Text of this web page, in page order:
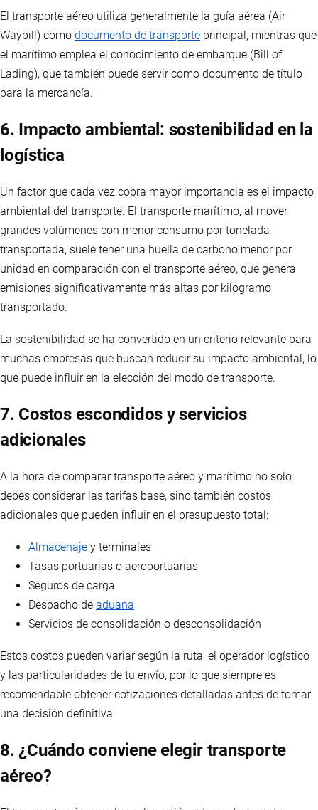
El transporte aéreo utiliza generalmente la guía aérea (Air
Waybill) como documento de transporte principal, mientras que
el marítimo emplea el conocimiento de embarque (Bill of
Lading), que también puede servir como documento de título
para la mercancía.
6. Impacto ambiental: sostenibilidad en la
logística
Un factor que cada vez cobra mayor importancia es el impacto
ambiental del transporte. El transporte marítimo, al mover
grandes volúmenes con menor consumo por tonelada
transportada, suele tener una huella de carbono menor por
unidad en comparación con el transporte aéreo, que genera
emisiones significativamente más altas por kilogramo
transportado.
La sostenibilidad se ha convertido en un criterio relevante para
muchas empresas que buscan reducir su impacto ambiental, lo
que puede influir en la elección del modo de transporte.
7. Costos escondidos y servicios
adicionales
A la hora de comparar transporte aéreo y marítimo no solo
debes considerar las tarifas base, sino también costos
adicionales que pueden influir en el presupuesto total:
Almacenaje y terminales
Tasas portuarias o aeroportuarias
Seguros de carga
Despacho de aduana
Servicios de consolidación o desconsolidación
Estos costos pueden variar según la ruta, el operador logístico
y las particularidades de tu envío, por lo que siempre es
recomendable obtener cotizaciones detalladas antes de tomar
una decisión definitiva.
8. ¿Cuándo conviene elegir transporte
aéreo?